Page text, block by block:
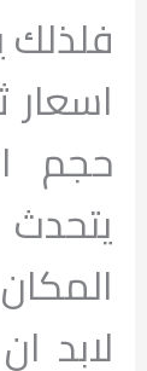
فلذلك
اسعار
حجم
لابد